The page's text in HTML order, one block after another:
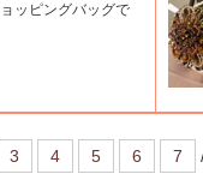
ッピングバッグで
3 4 5 6 7